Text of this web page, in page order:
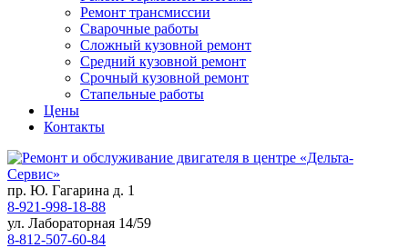
Ремонт трансмиссии
Сварочные работы
Сложный кузовной ремонт
Средний кузовной ремонт
Срочный кузовной ремонт
Стапельные работы
Цены
Контакты
пр. Ю. Гагарина д. 1
8-921-998-18-88
ул. Лабораторная 14/59
8-812-507-60-84